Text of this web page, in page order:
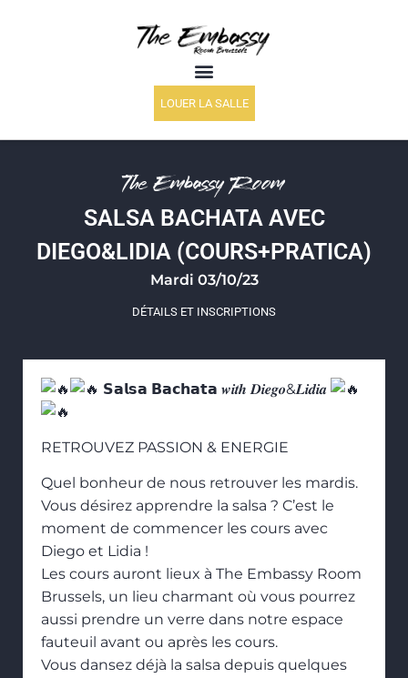
LOUER LA SALLE
The Embassy Room
SALSA BACHATA AVEC
DIEGO&LIDIA (COURS+PRATICA)
Mardi 03/10/23
DÉTAILS ET INSCRIPTIONS
𝗦𝗮𝗹𝘀𝗮 𝗕𝗮𝗰𝗵𝗮𝘁𝗮 𝒘𝒊𝒕𝒉 𝑫𝒊𝒆𝒈𝒐&𝑳𝒊𝒅𝒊𝒂
RETROUVEZ PASSION & ENERGIE
Quel bonheur de nous retrouver les mardis.
Vous désirez apprendre la salsa ? C’est le
moment de commencer les cours avec
Diego et Lidia !
Les cours auront lieux à The Embassy Room
Brussels, un lieu charmant où vous pourrez
aussi prendre un verre dans notre espace
fauteuil avant ou après les cours.
Vous dansez déjà la salsa depuis quelques